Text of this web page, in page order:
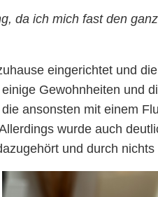
da ich mich fast den
eingerichtet und
Gewohnheiten und
ansonsten mit einem
wurde auch
und durch